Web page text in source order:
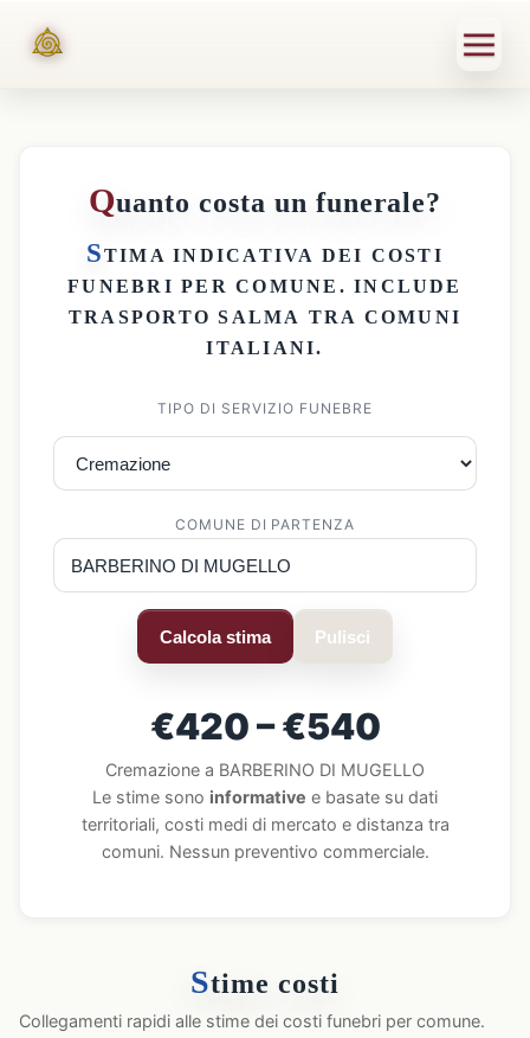
Quanto costa un funerale?
STIMA INDICATIVA DEI COSTI
FUNEBRI PER COMUNE . INCLUDE
TRASPORTO SALMA TRA COMUNI
ITALIANI.
TIPO DI SERVIZIO FUNEBRE
COMUNE DI PARTENZA
Calcola stima Pulisci
€420 – €540
Cremazione a BARBERINO DI MUGELLO
Le stime sono informative e basate su dati
territoriali, costi medi di mercato e distanza tra
comuni. Nessun preventivo commerciale.
Stime costi
Collegamenti rapidi alle stime dei costi funebri per comune.